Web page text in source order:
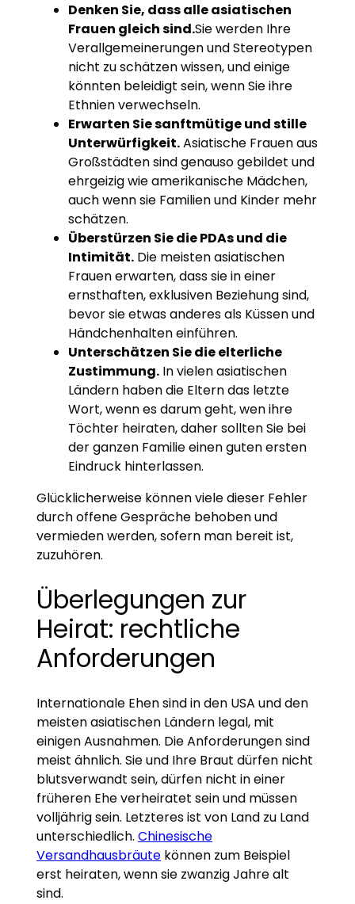
Denken Sie, dass alle asiatischen
Frauen gleich sind.Sie werden Ihre
Verallgemeinerungen und Stereotypen
nicht zu schätzen wissen, und einige
könnten beleidigt sein, wenn Sie ihre
Ethnien verwechseln.
Erwarten Sie sanftmütige und stille
Unterwürfigkeit.Asiatische Frauen aus
Großstädten sind genauso gebildet und
ehrgeizig wie amerikanische Mädchen,
auch wenn sie Familien und Kinder mehr
schätzen.
Überstürzen Sie die PDAs und die
Intimität. Die meisten asiatischen
Frauen erwarten, dass sie in einer
ernsthaften, exklusiven Beziehung sind,
bevor sie etwas anderes als Küssen und
Händchenhalten einführen.
Unterschätzen Sie die elterliche
Zustimmung. In vielen asiatischen
Ländern haben die Eltern das letzte
Wort, wenn es darum geht, wen ihre
Töchter heiraten, daher sollten Sie bei
der ganzen Familie einen guten ersten
Eindruck hinterlassen.
Glücklicherweise können viele dieser Fehler
durch offene Gespräche behoben und
vermieden werden, sofern man bereit ist,
zuzuhören.
Überlegungen zur
Heirat: rechtliche
Anforderungen
Internationale Ehen sind in den USA und den
meisten asiatischen Ländern legal, mit
einigen Ausnahmen. Die Anforderungen sind
meist ähnlich. Sie und Ihre Braut dürfen nicht
blutsverwandt sein, dürfen nicht in einer
früheren Ehe verheiratet sein und müssen
volljährig sein. Letzteres ist von Land zu Land
unterschiedlich.Chinesische
Versandhausbräute können zum Beispiel
erst heiraten, wenn sie zwanzig Jahre alt
sind.